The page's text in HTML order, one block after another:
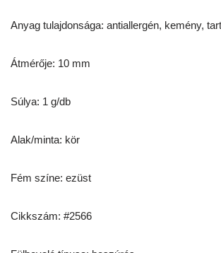
Anyag tulajdonsága: antiallergén, kemény,
Átmérője: 10 mm
Súlya: 1 g/db
Alak/minta: kör
Fém színe: ezüst
Cikkszám: #2566